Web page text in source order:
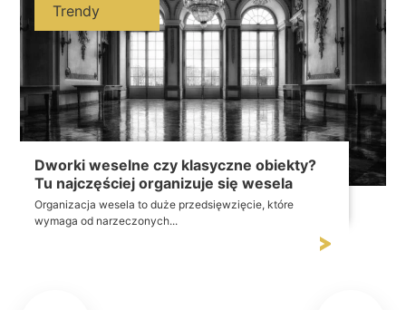
Dworki weselne czy klasyczne obiekty?
Tu najczęściej organizuje się wesela
Organizacja wesela to duże przedsięwzięcie, które
wymaga od narzeczonych...
Trendy